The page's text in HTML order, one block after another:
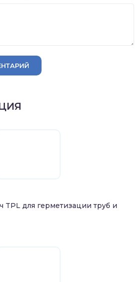
для герметизации труб и